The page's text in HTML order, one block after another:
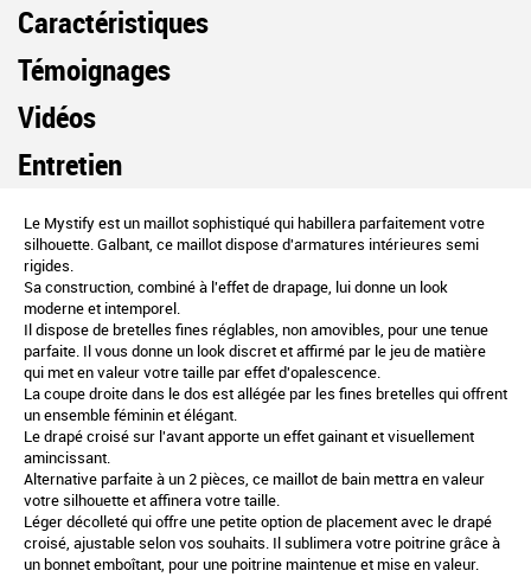
Caractéristiques
Témoignages
Vidéos
Entretien
Le Mystify est un maillot sophistiqué qui habillera parfaitement votre
silhouette. Galbant, ce maillot dispose d'armatures intérieures semi
rigides.
Sa construction, combiné à l'effet de drapage, lui donne un look
moderne et intemporel.
Il dispose de bretelles fines réglables, non amovibles, pour une tenue
parfaite. Il vous donne un look discret et affirmé par le jeu de matière
qui met en valeur votre taille par effet d'opalescence.
La coupe droite dans le dos est allégée par les fines bretelles qui offrent
un ensemble féminin et élégant.
Le drapé croisé sur l'avant apporte un effet gainant et visuellement
amincissant.
Alternative parfaite à un 2 pièces, ce maillot de bain mettra en valeur
votre silhouette et affinera votre taille.
Léger décolleté qui offre une petite option de placement avec le drapé
croisé, ajustable selon vos souhaits. Il sublimera votre poitrine grâce à
un bonnet emboîtant, pour une poitrine maintenue et mise en valeur.